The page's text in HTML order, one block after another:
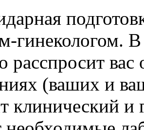
гинекологом. В
расспросит
(ваших и
клинический и